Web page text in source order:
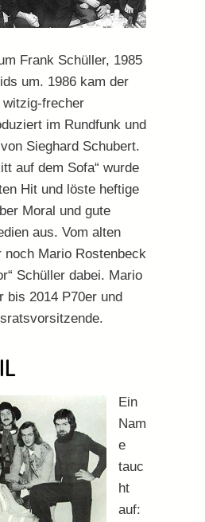
Frank Schüller, 1985
um. 1986 kam der
witzig-frecher
im Rundfunk und
Sieghard Schubert.
auf dem Sofa“ wurde
Hit und löste heftige
Moral und gute
aus. Vom alten
noch Mario Rostenbeck
Schüller dabei. Mario
bis 2014 P70er und
Ein
Nam
e
tauc
ht
auf: